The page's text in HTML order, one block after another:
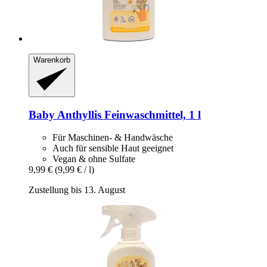
Warenkorb
Baby Anthyllis Feinwaschmittel, 1 l
Für Maschinen- & Handwäsche
Auch für sensible Haut geeignet
Vegan & ohne Sulfate
9,99 € (9,99 € / l)
Zustellung bis 13. August